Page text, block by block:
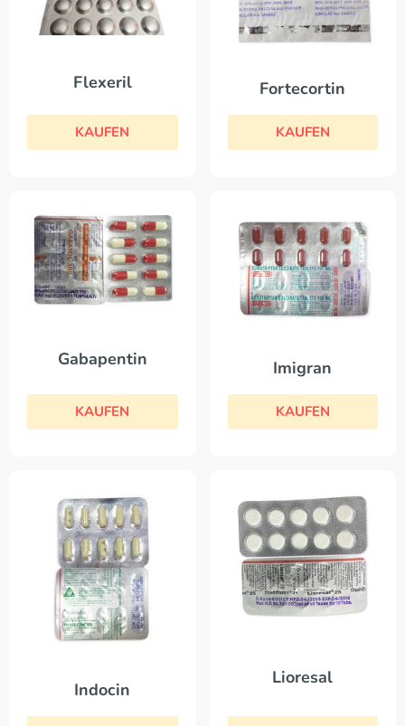
Flexeril
KAUFEN
Fortecortin
KAUFEN
Gabapentin
KAUFEN
Imigran
KAUFEN
Indocin
Lioresal